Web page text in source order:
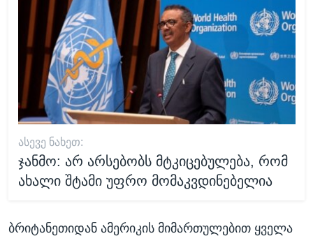
ᲐᲡᲔᲕᲔ ᲜᲐᲮᲔᲗ:
ჯანმო: არ არსებობს მტკიცებულება, რომ
ახალი შტამი უფრო მომაკვდინებელია
ბრიტანეთიდან ამერიკის მიმართულებით ყველა